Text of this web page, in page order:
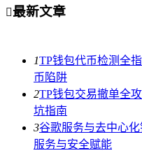
最新文章
1TP钱包代币检测全
币陷阱
2TP钱包交易撤单全
坑指南
3谷歌服务与去中心
服务与安全赋能